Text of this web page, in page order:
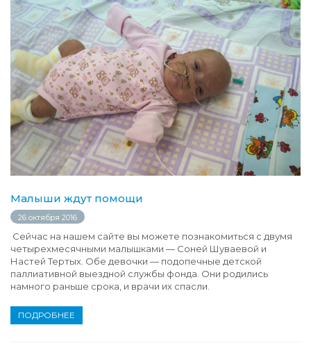
Малыши ждут помощи
26 октября 2016
Сейчас на нашем сайте вы можете познакомиться с двумя
четырехмесячными малышками — Соней Шуваевой и
Настей Тертых. Обе девочки — подопечные детской
паллиативной выездной службы фонда. Они родились
намного раньше срока, и врачи их спасли.
ПОДРОБНЕЕ